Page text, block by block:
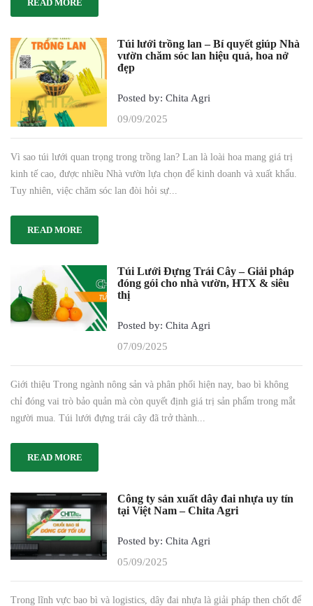
READ MORE
Túi lưới trồng lan – Bí quyết giúp Nhà
vườn chăm sóc lan hiệu quả, hoa nở
đẹp
Posted by: Chita Agri
09/09/2025
Vì sao túi lưới quan trọng trong trồng lan? Lan là loài hoa mang giá trị
kinh tế cao, được nhiều Nhà vườn lựa chọn để kinh doanh và xuất khẩu.
Tuy nhiên, việc chăm sóc lan đòi hỏi sự...
READ MORE
Túi Lưới Đựng Trái Cây – Giải pháp
đóng gói cho nhà vườn, HTX & siêu
thị
Posted by: Chita Agri
07/09/2025
Giới thiệu Trong ngành nông sản và phân phối hiện nay, bao bì không
chỉ đóng vai trò bảo quản mà còn quyết định giá trị sản phẩm trong mắt
người mua. Túi lưới đựng trái cây đã trở thành...
READ MORE
Công ty sản xuất dây đai nhựa uy tín
tại Việt Nam – Chita Agri
Posted by: Chita Agri
05/09/2025
Trong lĩnh vực bao bì và logistics, dây đai nhựa là giải pháp then chốt để